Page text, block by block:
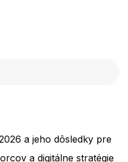
a jeho dôsledky pre
a digitálne stratégie